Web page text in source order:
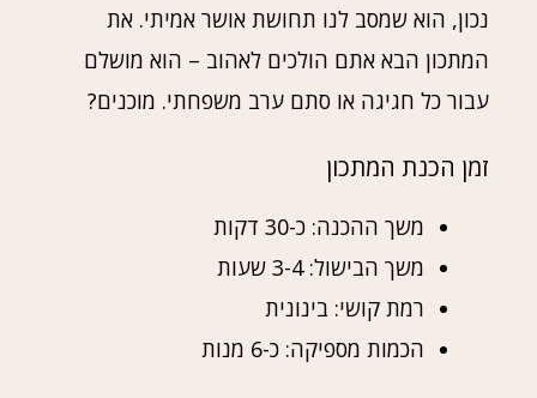
נכון, הוא שמסב לנו תחושת אושר אמיתי. את
המתכון הבא אתם הולכים לאהוב – הוא מושלם
עבור כל חגיגה או סתם ערב משפחתי. מוכנים?
זמן הכנת המתכון
משך ההכנה: כ-30 דקות
משך הבישול: 3-4 שעות
רמת קושי: בינונית
הכמות מספיקה: כ-6 מנות